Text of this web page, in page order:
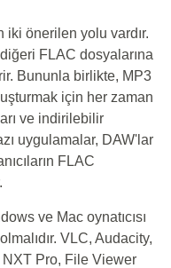
iki önerilen yolu vardır.
FLAC dosyalarına
Bununla birlikte, MP3
için her zaman
ve indirilebilir
uygulamalar, DAW'lar
FLAC
ve Mac oynatıcısı
VLC, Audacity,
Pro, File Viewer